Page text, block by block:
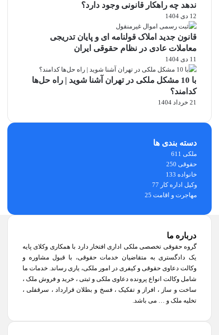
ندهد چه راهکار قانونی وجود دارد؟
12 دی 1404
قانون جدید املاک قولنامه ای و پایان تدریجی
معاملات عادی در نظام حقوقی ایران
11 دی 1404
با 10 مشکل ملکی در تهران آشنا شوید | راه حل‌ها
کدامند؟
21 خرداد 1404
دسته بندی ها
ملکی 611
حقوقی 250
خانواده 133
وکیل اداره کار 77
مهاجرت و اقامت 25
درباره ما
گروه حقوقی تخصصی ملکی اداری افتخار دارد با همکاری وکلای پایه
یک دادگستری به متقاضیان خدمات حقوقی، با قبول مشاوره و
وکالت دعاوی حقوقی و کیفری در امور ملکی، یاری رساند. خدمات ما
شامل وکالت انواع پرونده دعاوی ملکی و ثبتی ، خرید و فروش ملک ،
ساخت و ساز ، افراز و تفکیک ، فسخ و بطلان قرارداد ، سرقفلی ،
تخلیه ملک و … می باشد.